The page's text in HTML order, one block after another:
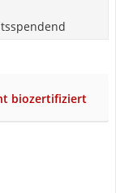
biozertifiziert